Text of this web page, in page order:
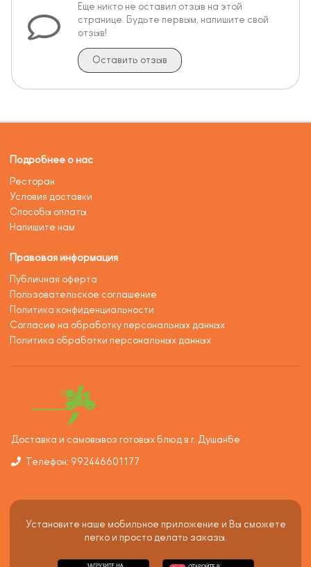
Еще никто не оставил отзыв на этой
странице. Будьте первым, напишите свой
отзыв!
Оставить отзыв
Подробнее о нас
Ресторан
Условия доставки
Способы оплаты
Напишите нам
Правовая информация
Публичная оферта
Пользовательское соглашение
Политика конфиденциальности
Согласие на обработку персональных данных
Политика обработки персональных данных
Доставка и самовывоз готовых блюд в г. Душанбе
Телефон: 992446601177
Установите наше мобильное приложение и Вы сможете
легко и просто делать заказы.